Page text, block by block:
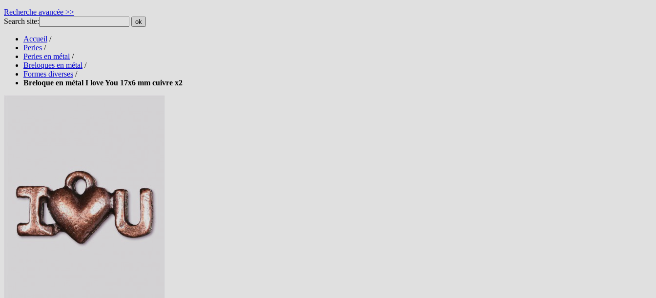
Recherche avancée >>
Search site:
ok
Accueil /
Perles /
Perles en métal /
Breloques en métal /
Formes diverses /
Breloque en métal I love You 17x6 mm cuivre x2